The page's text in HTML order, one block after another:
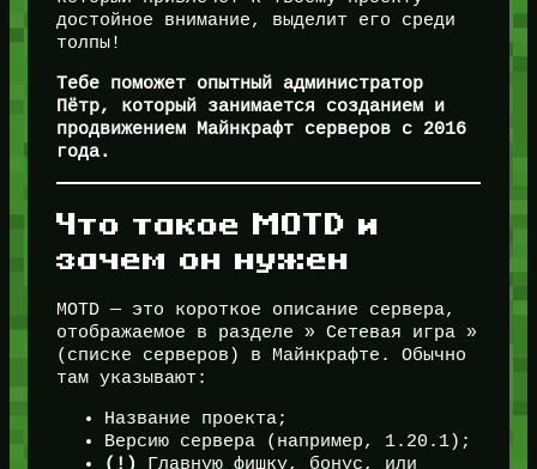
достойное внимание, выделит его среди
толпы!
Тебе поможет опытный администратор
Пётр, который занимается созданием и
продвижением Майнкрафт серверов с 2016
года.
Что такое MOTD и
зачем он нужен
MOTD — это короткое описание сервера,
отображаемое в разделе » Сетевая игра »
(списке серверов) в Майнкрафте. Обычно
там указывают:
Название проекта;
Версию сервера (например, 1.20.1);
(!)
Главную фишку, бонус, или